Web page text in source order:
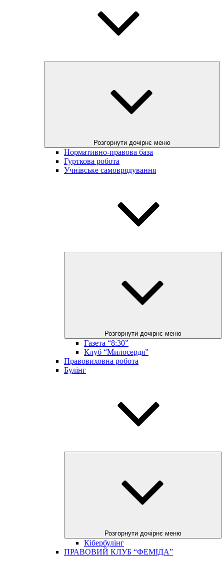
Розгорнути дочірнє меню
Нормативно-правова база
Гурткова робота
Учнівське самоврядування
Розгорнути дочірнє меню
Газета “8:30”
Клуб “Милосердя”
Правовиховна робота
Булінг
Розгорнути дочірнє меню
Кібербулінг
ПРАВОВИЙ КЛУБ “ФЕМІДА”